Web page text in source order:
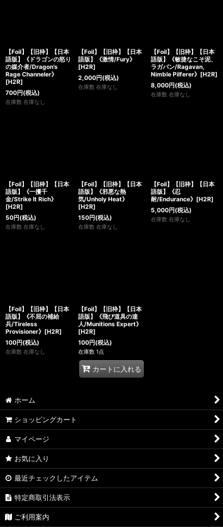
【Foil】【旧枠】【日本
語版】《ドラゴンの怒り
の媒介者/Dragon's
Rage Channeler》
[H2R]
700円(税込)
在庫数 在庫なし
【Foil】【旧枠】【日本
語版】《激情/Fury》
[H2R]
2,000円(税込)
在庫数 在庫なし
【Foil】【旧枠】【日本
語版】《敏捷なこそ泥、
ラガバン/Ragavan,
Nimble Pilferer》[H2R]
8,000円(税込)
在庫数 在庫なし
【Foil】【旧枠】【日本
語版】《一攫千
金/Strike It Rich》
[H2R]
50円(税込)
在庫数 在庫なし
【Foil】【旧枠】【日本
語版】《邪悪な熱
気/Unholy Heat》
[H2R]
150円(税込)
在庫数 在庫なし
【Foil】【旧枠】【日本
語版】《忍
耐/Endurance》[H2R]
5,000円(税込)
在庫数 在庫なし
【Foil】【旧枠】【日本
語版】《不屈の補給
兵/Tireless
Provisioner》[H2R]
100円(税込)
在庫数 在庫なし
【Foil】【旧枠】【日本
語版】《飛び道具の達
人/Munitions Expert》
[H2R]
100円(税込)
在庫数 1点
カートに入れる
ホーム
ショッピングカート
マイページ
お気に入り
最近チェックしたアイテム
特定商取引法表示
ご利用案内